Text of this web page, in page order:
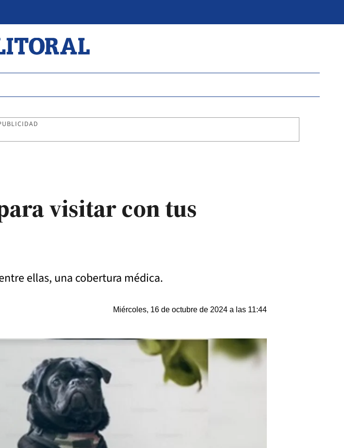
visitar con tus
ellas, una cobertura médica.
Miércoles, 16 de octubre de 2024 a las 11:44